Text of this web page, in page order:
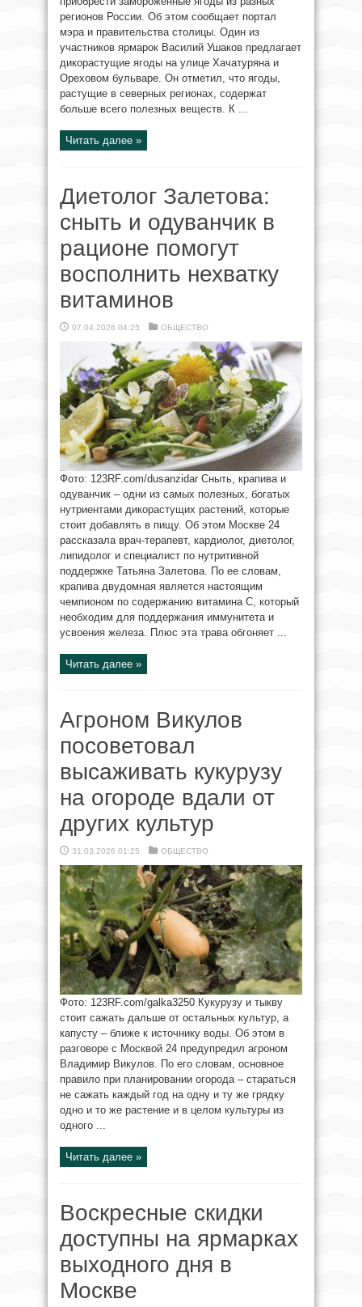
регионов России. Об этом сообщает портал
мэра и правительства столицы. Один из
участников ярмарок Василий Ушаков предлагает
дикорастущие ягоды на улице Хачатуряна и
Ореховом бульваре. Он отметил, что ягоды,
растущие в северных регионах, содержат
больше всего полезных веществ. К ...
Читать далее »
Диетолог Залетова:
сныть и одуванчик в
рационе помогут
восполнить нехватку
витаминов
07.04.2026 04:25 ОБЩЕСТВО
Фото: 123RF.com/dusanzidar Сныть, крапива и
одуванчик – одни из самых полезных, богатых
нутриентами дикорастущих растений, которые
стоит добавлять в пищу. Об этом Москве 24
рассказала врач-терапевт, кардиолог, диетолог,
липидолог и специалист по нутритивной
поддержке Татьяна Залетова. По ее словам,
крапива двудомная является настоящим
чемпионом по содержанию витамина С, который
необходим для поддержания иммунитета и
усвоения железа. Плюс эта трава обгоняет ...
Читать далее »
Агроном Викулов
посоветовал
высаживать кукурузу
на огороде вдали от
других культур
31.03.2026 01:25 ОБЩЕСТВО
Фото: 123RF.com/galka3250 Кукурузу и тыкву
стоит сажать дальше от остальных культур, а
капусту – ближе к источнику воды. Об этом в
разговоре с Москвой 24 предупредил агроном
Владимир Викулов. По его словам, основное
правило при планировании огорода – стараться
не сажать каждый год на одну и ту же грядку
одно и то же растение и в целом культуры из
одного ...
Читать далее »
Воскресные скидки
доступны на ярмарках
выходного дня в
Москве